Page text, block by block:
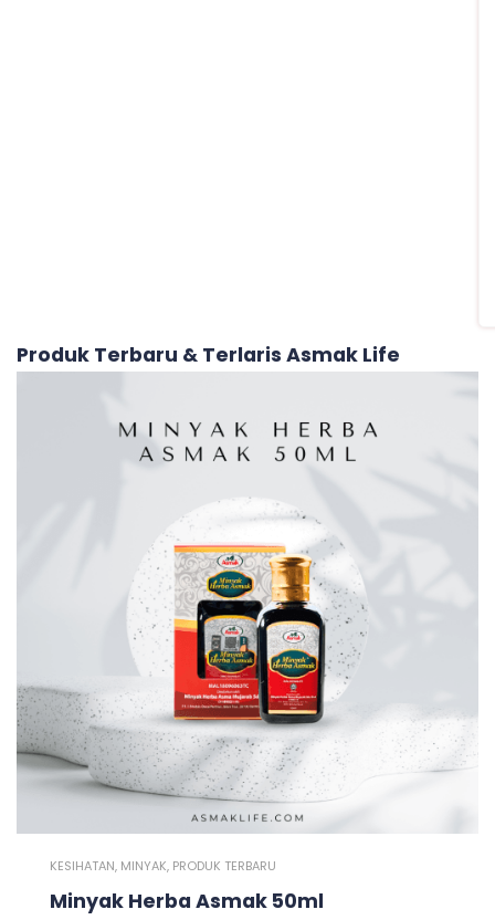
Produk Terbaru & Terlaris Asmak Life
KESIHATAN, MINYAK, PRODUK TERBARU
Minyak Herba Asmak 50ml